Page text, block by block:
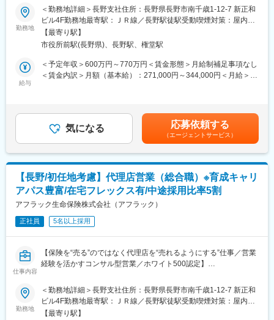
賞与は年に3回あり、6月、12月賞与は固定ですが、3月の短期業
績賞与は全社業績と個人業績で変動します。
賞与の総支給月数は、およそ7.2～8.5か月となります。
■研修制度
ップをいただきます。
まずは先輩社員の商談への同行や、資料作成のサポートからお任
チャレンジできる制度が整っています。
実際に代理店営業から広報や商品開発、ITシステム、契約サービ
ス部門など幅広い部門へのキャリアチェンジが叶っています。
中途新卒比率及び男女比率は限りなく5:5に近く、社歴や男女関わ
らず誰にでもチャンスがあります。
■働き方
社員一人一人を大切にする会社で、在宅勤務やフレックス制度、
転勤手当や社宅補助などの働き方や福利厚生が充実しています。
変更の範囲：本文参照
代理店スタッフなど周囲を巻き込み成果を上げていく営業力が身
につきます。若手のうちから、販売戦略の企画や代理店経営者に
向けた提案を行ってていただけます。
■業務内容
全国8000店以上の販売代理店や提携金融機関がお客様により良い
保険提案ができるよう、販売促進や経営課題解決のためのコンサ
ルティング営業を行っていただきます。
・代理店の課題分析・解決策の提案
・同業他社やマーケット動向の分析
9時：朝礼、チーム内での事例共有など
10時：販売戦略ミーティング
11時：代理店との商談（1）
12時：ランチ
13時：データ分析、提案資料の作成
15時：代理店との商談（2）
17時：帰社、事務作業、翌日の準備
18時：退社
■研修制度
入社後は全体研修後、支店にて先輩社員のOJTのもとキャッチア
まずは先輩社員の商談への同行や、資料作成のサポートからお任
せします。
■評価制度
勤務地
＜勤務地詳細＞長野支社住所：長野県長野市南千歳1-12-7 新正和
ビル4F勤務地最寄駅：ＪＲ線／長野駅徒駅受動喫煙対策：屋内全
面禁煙変更の範囲：本文参照
【最寄り駅】
市役所前駅(長野県)、長野駅、権堂駅
給与
＜予定年収＞600万円～770万円＜賃金形態＞月給制補足事項なし
＜賃金内訳＞月額（基本給）：271,000円～344,000円＜月給＞
です。※転居を伴う場合、別途転勤手当（4万円～6万円/月）と住
宅補助（例：6万円/月までの9割会社負担）の支給がございます。
賃金はあくまでも目安の金額であり、選考を通じて上下する可能
性があります。月給(月額)は固定手当を含めた表記です。
気になる 応募依頼する
（エージェントサービス）
【長野/初任地考慮】代理店営業（総合職）※育成キャリ
アパス豊富/在宅フレックス有/中途採用比率5割
アフラック生命保険株式会社（アフラック）
正社員 5名以上採用
仕事内容
【保険を“売る”のではなく代理店を“売れるようにする”仕事／営業
経験を活かすコンサル型営業／ホワイト500認定】
全国8000店以上の販売代理店や提携金融機関がお客様により良い
保険提案ができるよう、販売促進や経営課題解決のためのコンサ
ルティング営業を行います。
勤務地
＜勤務地詳細＞長野支社住所：長野県長野市南千歳1-12-7 新正和
ビル4F勤務地最寄駅：ＪＲ線／長野駅徒駅受動喫煙対策：屋内全
面禁煙変更の範囲：会社の定める事業所（リモートワーク含む）
【最寄り駅】